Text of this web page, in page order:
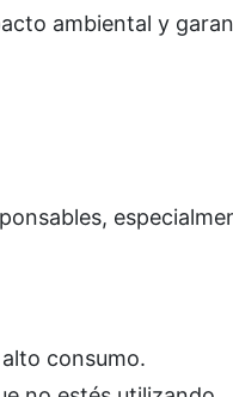
ambiental y
consumo.